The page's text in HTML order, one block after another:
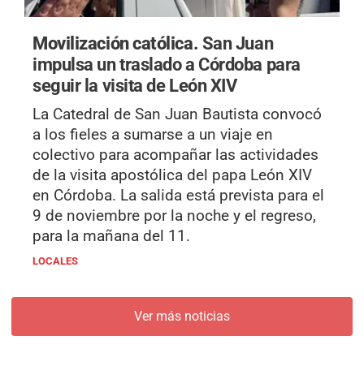
Movilización católica. San Juan
impulsa un traslado a Córdoba para
seguir la visita de León XIV
La Catedral de San Juan Bautista convocó
a los fieles a sumarse a un viaje en
colectivo para acompañar las actividades
de la visita apostólica del papa León XIV
en Córdoba. La salida está prevista para el
9 de noviembre por la noche y el regreso,
para la mañana del 11.
LOCALES
Ver más noticias